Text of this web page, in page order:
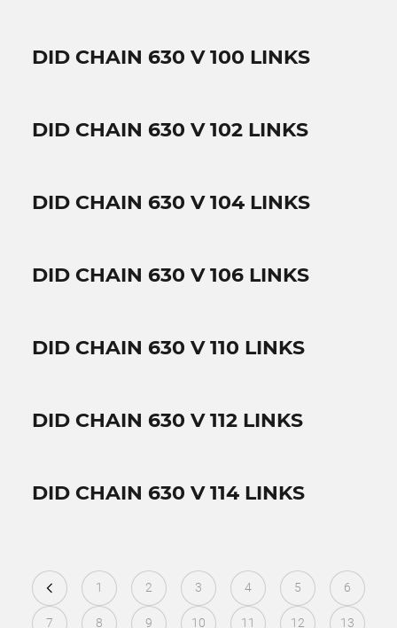
DID CHAIN 630 V 100 LINKS
DID CHAIN 630 V 102 LINKS
DID CHAIN 630 V 104 LINKS
DID CHAIN 630 V 106 LINKS
DID CHAIN 630 V 110 LINKS
DID CHAIN 630 V 112 LINKS
DID CHAIN 630 V 114 LINKS
1 2 3 4 5 6
7 8 9 10 11 12 13